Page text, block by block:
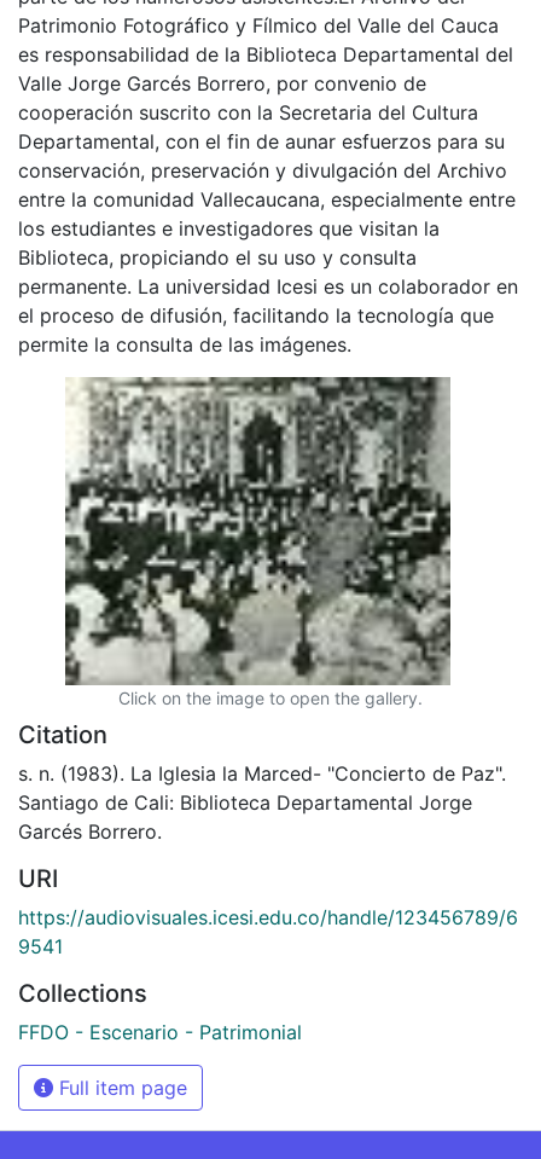
Patrimonio Fotográfico y Fílmico del Valle del Cauca
es responsabilidad de la Biblioteca Departamental del
Valle Jorge Garcés Borrero, por convenio de
cooperación suscrito con la Secretaria del Cultura
Departamental, con el fin de aunar esfuerzos para su
conservación, preservación y divulgación del Archivo
entre la comunidad Vallecaucana, especialmente entre
los estudiantes e investigadores que visitan la
Biblioteca, propiciando el su uso y consulta
permanente. La universidad Icesi es un colaborador en
el proceso de difusión, facilitando la tecnología que
permite la consulta de las imágenes.
Click on the image to open the gallery.
Citation
s. n. (1983). La Iglesia la Marced- "Concierto de Paz".
Santiago de Cali: Biblioteca Departamental Jorge
Garcés Borrero.
URI
https://audiovisuales.icesi.edu.co/handle/123456789/6
9541
Collections
FFDO - Escenario - Patrimonial
Full item page